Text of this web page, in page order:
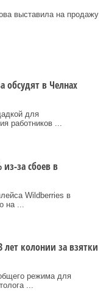
выставила на продажу
в Челнах
для
работников ...
за сбоев в
Wildberries в
на ...
лет колонии за взятки
режима для
...